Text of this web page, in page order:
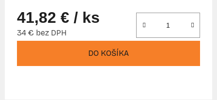
41,82 € / ks
34 € bez DPH
DO KOŠÍKA